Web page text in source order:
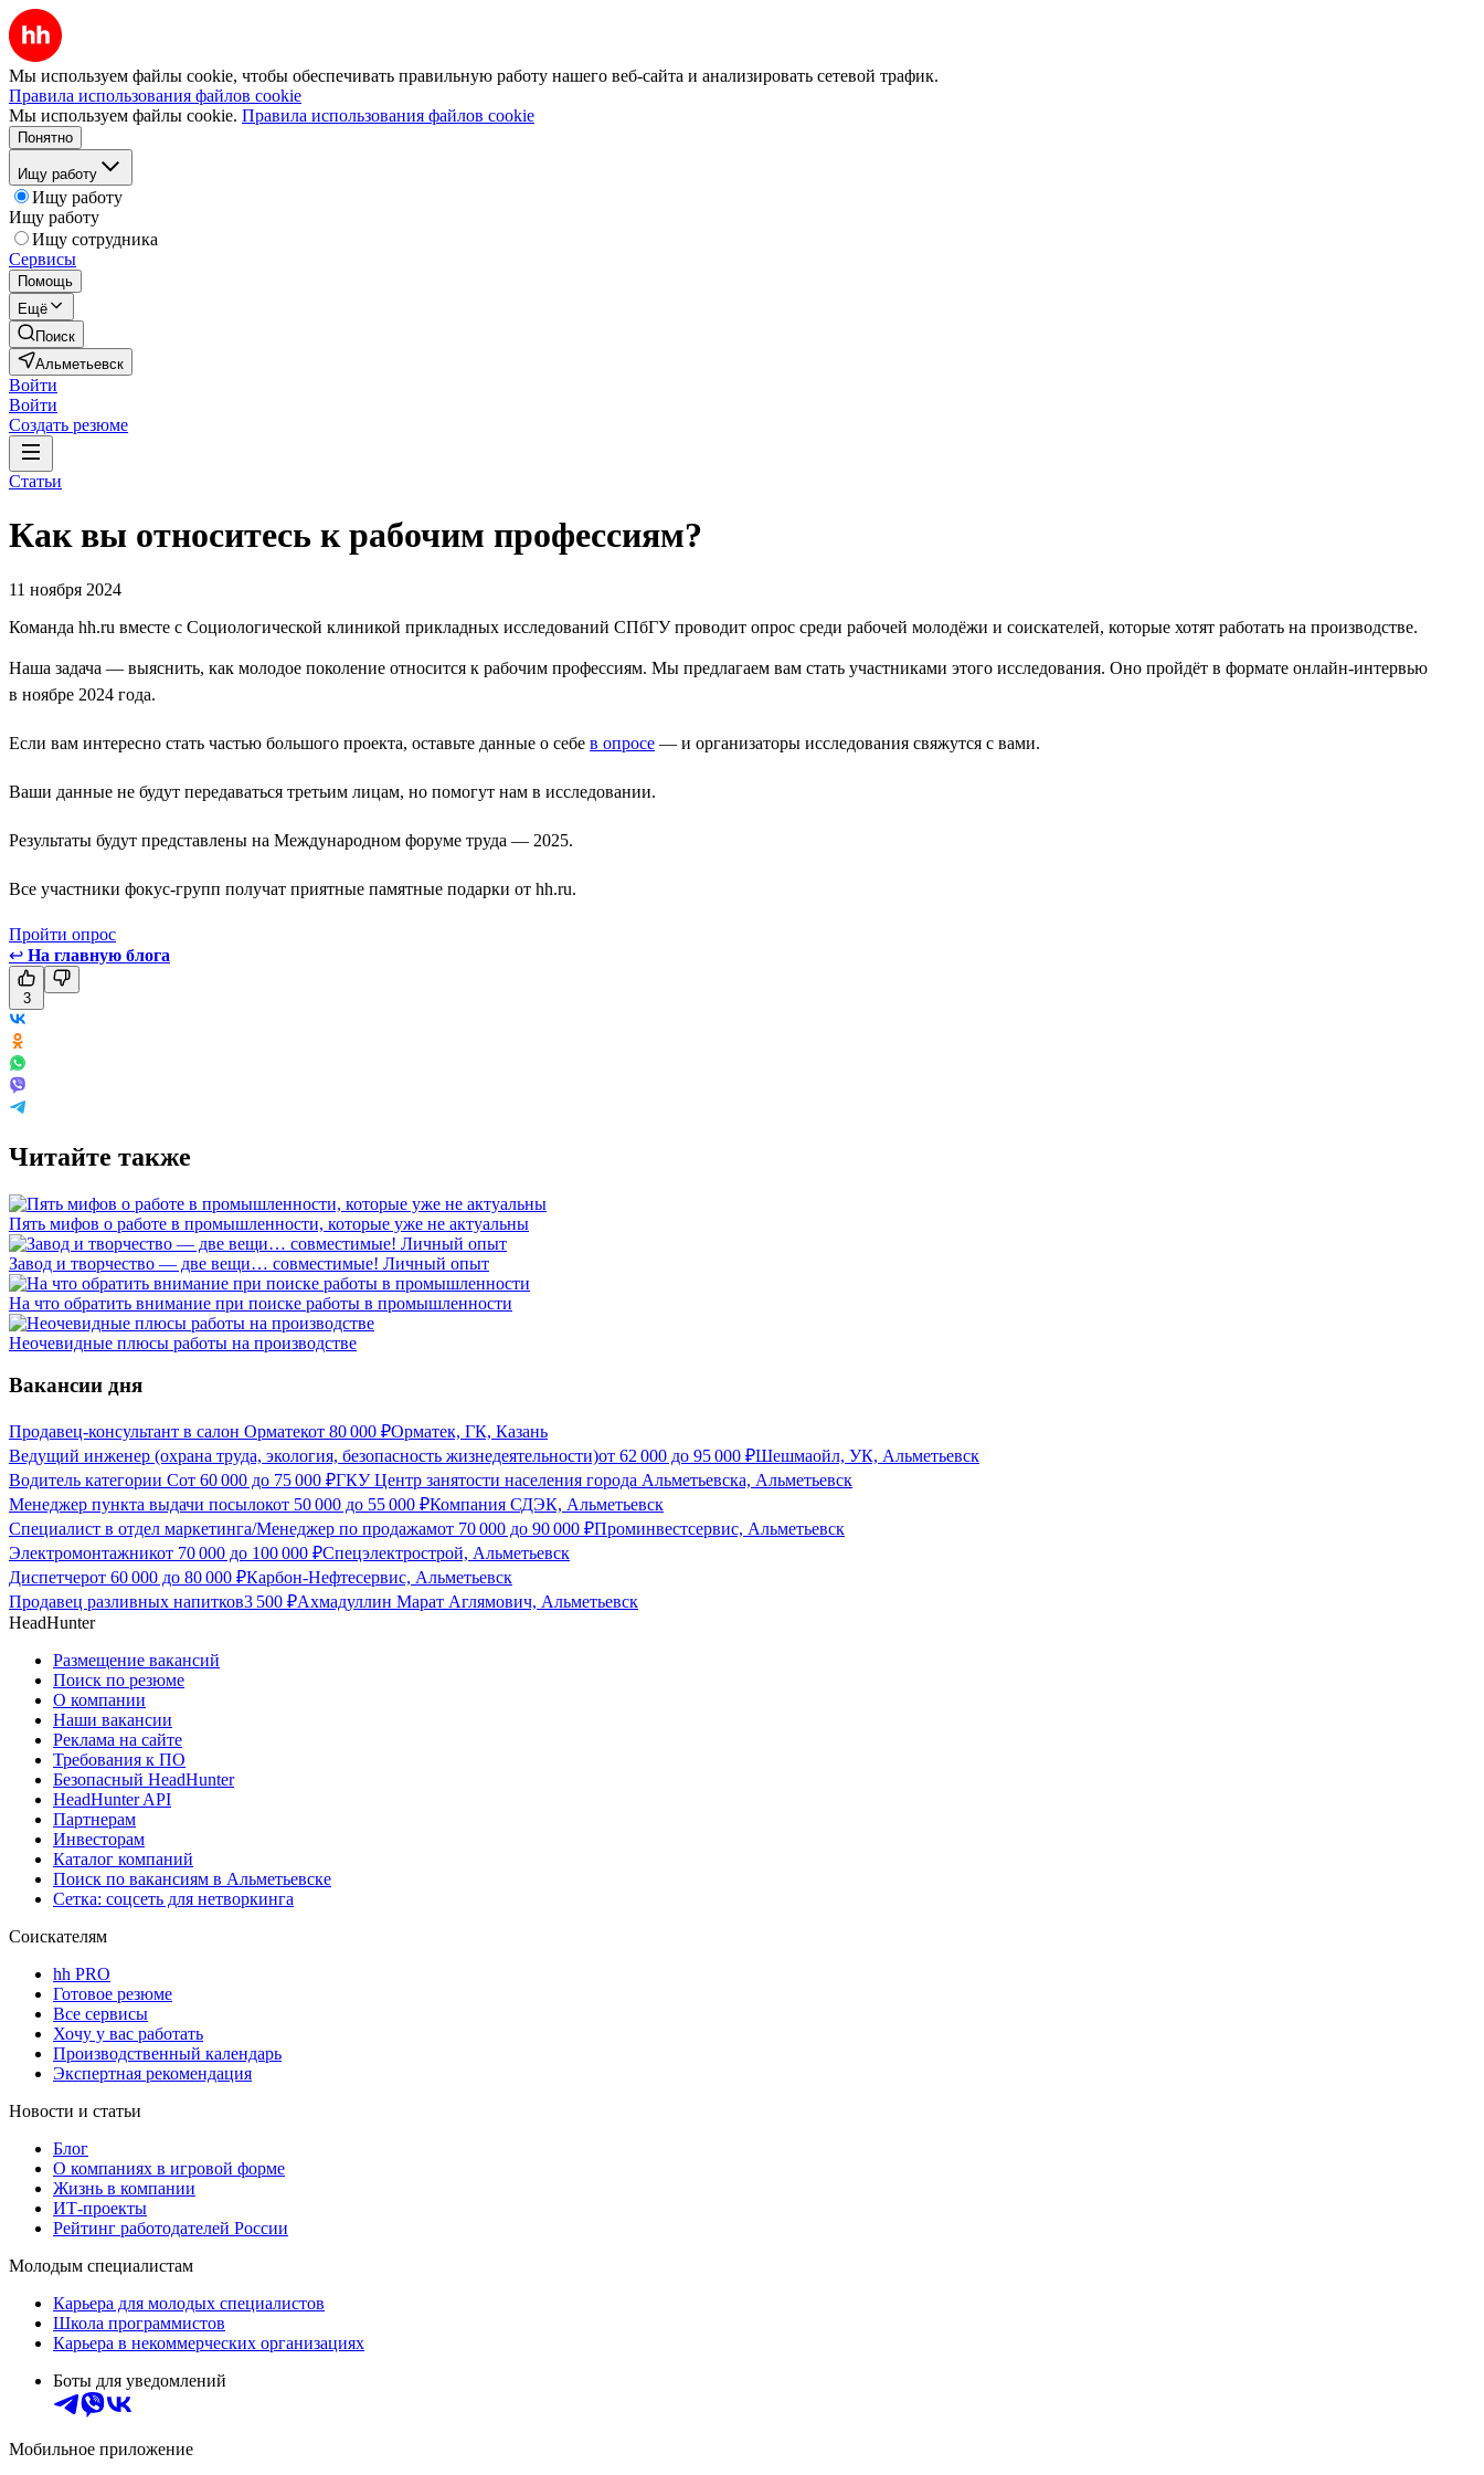
Мы используем файлы cookie, чтобы обеспечивать правильную работу нашего веб-сайта и анализировать сетевой трафик.
Правила использования файлов cookie
Мы используем файлы cookie. Правила использования файлов cookie
Понятно
Ищу работу
Ищу работу
Ищу работу
Ищу сотрудника
Сервисы
Помощь
Ещё
Поиск
Альметьевск
Войти
Войти
Создать резюме
Статьи
Как вы относитесь к рабочим профессиям?
11 ноября 2024
Команда hh.ru вместе с Социологической клиникой прикладных исследований СПбГУ проводит опрос среди рабочей молодёжи и соискателей, которые хотят работать на производстве.
Наша задача — выяснить, как молодое поколение относится к рабочим профессиям. Мы предлагаем вам стать участниками этого исследования. Оно пройдёт в формате онлайн-интервью
в ноябре 2024 года.
Если вам интересно стать частью большого проекта, оставьте данные о себе в опросе — и организаторы исследования свяжутся с вами.
Ваши данные не будут передаваться третьим лицам, но помогут нам в исследовании.
Результаты будут представлены на Международном форуме труда — 2025.
Все участники фокус-групп получат приятные памятные подарки от hh.ru.
Пройти опрос
↩ На главную блога
3
Читайте также
Пять мифов о работе в промышленности, которые уже не актуальны
Завод и творчество — две вещи… совместимые! Личный опыт
На что обратить внимание при поиске работы в промышленности
Неочевидные плюсы работы на производстве
Вакансии дня
Продавец-консультант в салон Орматекот 80 000 ₽Орматек, ГК, Казань
Ведущий инженер (охрана труда, экология, безопасность жизнедеятельности)от 62 000 до 95 000 ₽Шешмаойл, УК, Альметьевск
Водитель категории Сот 60 000 до 75 000 ₽ГКУ Центр занятости населения города Альметьевска, Альметьевск
Менеджер пункта выдачи посылокот 50 000 до 55 000 ₽Компания СДЭК, Альметьевск
Специалист в отдел маркетинга/Менеджер по продажамот 70 000 до 90 000 ₽Проминвестсервис, Альметьевск
Электромонтажникот 70 000 до 100 000 ₽Спецэлектрострой, Альметьевск
Диспетчерот 60 000 до 80 000 ₽Карбон-Нефтесервис, Альметьевск
Продавец разливных напитков3 500 ₽Ахмадуллин Марат Аглямович, Альметьевск
HeadHunter
Размещение вакансий
Поиск по резюме
О компании
Наши вакансии
Реклама на сайте
Требования к ПО
Безопасный HeadHunter
HeadHunter API
Партнерам
Инвесторам
Каталог компаний
Поиск по вакансиям в Альметьевске
Сетка: соцсеть для нетворкинга
Соискателям
hh PRO
Готовое резюме
Все сервисы
Хочу у вас работать
Производственный календарь
Экспертная рекомендация
Новости и статьи
Блог
О компаниях в игровой форме
Жизнь в компании
ИТ-проекты
Рейтинг работодателей России
Молодым специалистам
Карьера для молодых специалистов
Школа программистов
Карьера в некоммерческих организациях
Боты для уведомлений
Мобильное приложение